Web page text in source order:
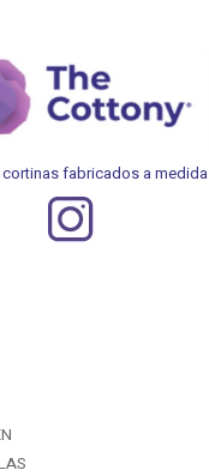
cortinas fabricados a medida